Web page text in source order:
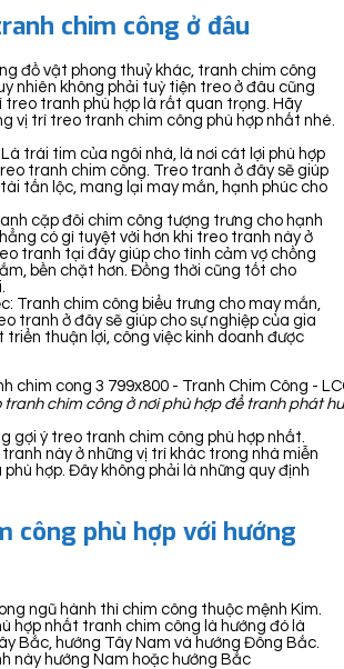
chim công ở đâu
đồ vật phong thuỷ khác, tranh chim công
nhiên không phải tuỳ tiện treo ở đâu cũng
treo tranh phù hợp là rất quan trọng. Hãy
vị trí treo tranh chim công phù hợp nhất nhé.
trái tim của ngôi nhà, là nơi cát lợi phù hợp
tranh chim công. Treo tranh ở đây sẽ giúp
tấn lộc, mang lại may mắn, hạnh phúc cho
cặp đôi chim công tượng trưng cho hạnh
có gì tuyệt vời hơn khi treo tranh này ở
tranh tại đây giúp cho tình cảm vợ chồng
bền chặt hơn. Đồng thời cũng tốt cho
Tranh chim công biểu trưng cho may mắn,
tranh ở đây sẽ giúp cho sự nghiệp của gia
triển thuận lợi, công việc kinh doanh được
tranh chim công ở nơi phù hợp để tranh phát
gợi ý treo tranh chim công phù hợp nhất.
này ở những vị trí khác trong nhà miễn
hợp. Đây không phải là những quy định
công phù hợp với hướng
ngũ hành thì chim công thuộc mệnh Kim.
hợp nhất tranh chim công là hướng đó là
Bắc, hướng Tây Nam và hướng Đông Bắc.
này hướng Nam hoặc hướng Bắc